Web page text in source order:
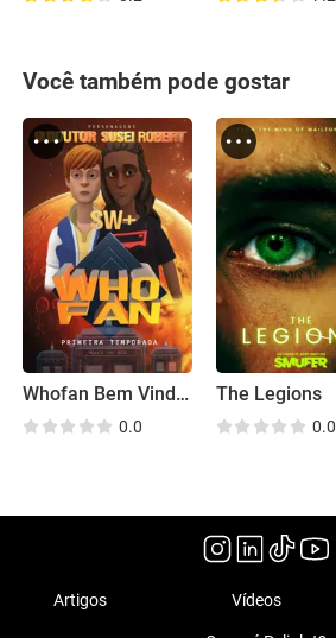
Você também pode gostar
Whofan Bem Vinda Susei
0.0
The Legions
0.0
Artigos Vídeos